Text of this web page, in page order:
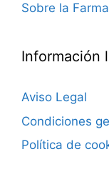
Sobre la
Información
Aviso Legal
Condiciones
Política de